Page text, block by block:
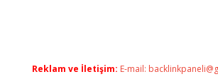
Reklam ve İletişim: E-mail: